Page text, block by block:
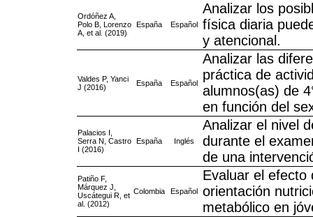
Ordóñez A,
Polo B, Lorenzo
A, et al. (2019)
España Español
Analizar los
física diaria
y atencional.
Valdes P, Yanci
J (2016)
España Español
Analizar las
práctica de
alumnos(as) de
en función del
Palacios I,
Serra N, Castro
I (2016)
España Inglés
Analizar el nivel
durante el
de una
Patiño F,
Márquez J,
Uscátegui R, et
al. (2012)
Colombia Español
Evaluar el efecto
orientación
metabólico en